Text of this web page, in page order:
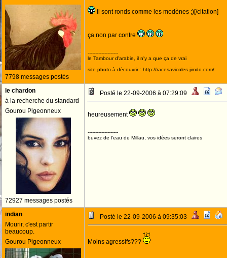
7798 messages postés
il sont ronds comme les modènes ;)[/citation]
ça non par contre
--------------------
le Tambour d'arabie, il n'y a que ça de vrai
site photo à découvrir : http://racesavicoles.jimdo.com/
le chardon
à la recherche du standard
Gourou Pigeonneux
72927 messages postés
Posté le 22-09-2006 à 07:29:09
heureusement
--------------------
buvez de l'eau de Millau, vos idées seront claires
indian
Mourir, c'est partir
beaucoup.
Gourou Pigeonneux
Posté le 22-09-2006 à 09:35:03
Moins agressifs???